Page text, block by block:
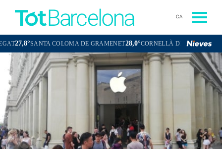
CA
SANTA COLOMA DE GRAMENET28,0°CORNELLÀ DE LLOBREGAT27,5°